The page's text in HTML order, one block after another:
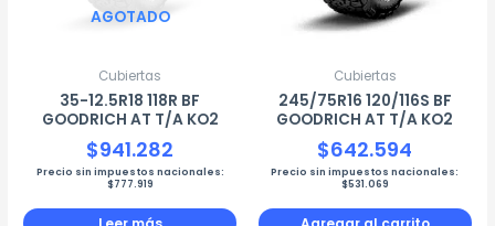
AGOTADO
Cubiertas
35-12.5R18 118R BF
GOODRICH AT T/A KO2
$941.282
Precio sin impuestos nacionales:
$777.919
Cubiertas
245/75R16 120/116S BF
GOODRICH AT T/A KO2
$642.594
Precio sin impuestos nacionales:
$531.069